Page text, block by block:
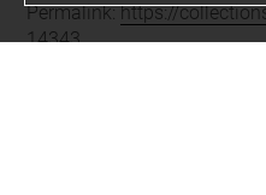
Permalink:https://
14343